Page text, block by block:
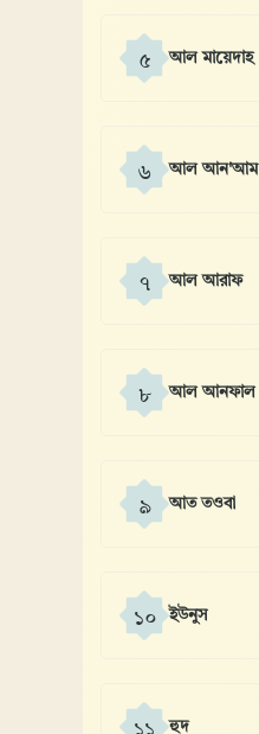
৫ আল মায়েদাহ
৬ আল আন'আম
৭ আল আরাফ
৮ আল আনফাল
৯ আত তওবা
১০ ইউনুস
হুদ